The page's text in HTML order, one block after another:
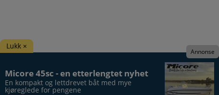
Micore 45sc - en etterlengtet nyhet
En kompakt og lettdrevet båt med mye
kjøreglede for pengene
Annonse
Lukk ×